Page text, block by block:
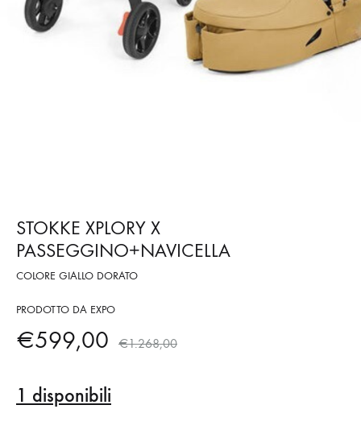
STOKKE XPLORY X
PASSEGGINO+NAVICELLA
COLORE GIALLO DORATO
PRODOTTO DA EXPO
€599,00 €1.268,00
1 disponibili